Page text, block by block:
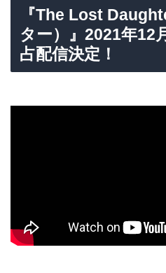
『The Lost
ター）』2021年12
占配信決定！